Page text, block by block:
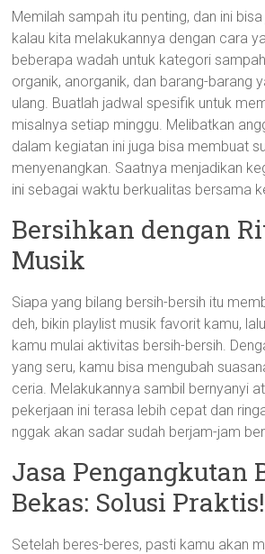
Memilah sampah itu penting, dan ini
kalau kita melakukannya dengan cara
beberapa wadah untuk kategori
organik, anorganik, dan barang-barang
ulang. Buatlah jadwal spesifik untuk
misalnya setiap minggu. Melibatkan
dalam kegiatan ini juga bisa membuat
menyenangkan. Saatnya menjadikan
ini sebagai waktu berkualitas bersama
Bersihkan dengan
Musik
Siapa yang bilang bersih-bersih itu
deh, bikin playlist musik favorit kamu,
kamu mulai aktivitas bersih-bersih.
yang seru, kamu bisa mengubah
ceria. Melakukannya sambil bernyanyi
pekerjaan ini terasa lebih cepat dan
nggak akan sadar sudah berjam-jam
Jasa Pengangkutan
Bekas: Solusi Praktis!
Setelah beres-beres, pasti kamu akan